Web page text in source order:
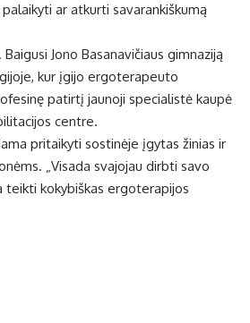
ar atkurti savarankiškumą
Jono Basanavičiaus gimnaziją
kur įgijo ergoterapeuto
patirtį jaunoji specialistė kaupė
centre.
pritaikyti sostinėje įgytas žinias ir
„Visada svajojau dirbti savo
teikti kokybiškas ergoterapijos